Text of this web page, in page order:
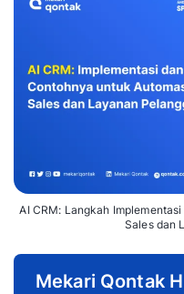
AI CRM: Langkah
Sales dan
Mekari Qontak